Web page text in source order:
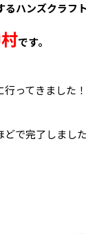
るハンズクラフ
です。
ってきました！
どで完了しまし